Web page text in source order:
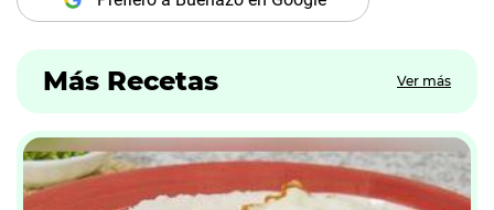
Más Recetas Ver más